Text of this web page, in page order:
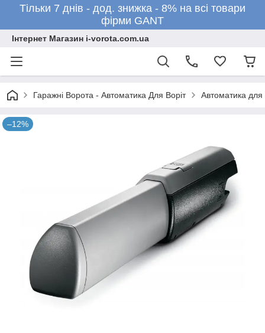
Тільки 7 днів - дод. знижка - 8% на всі товари
фірми GANT
Інтернет Магазин i-vorota.com.ua
Гаражні Ворота - Автоматика Для Воріт Автоматика для
–12%